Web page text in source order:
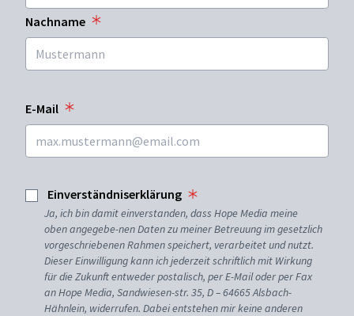
Nachname
E-Mail
Einverständniserklärung
Ja, ich bin damit einverstanden, dass Hope Media meine
oben angegebe-nen Daten zu meiner Betreuung im gesetzlich
vorgeschriebenen Rahmen speichert, verarbeitet und nutzt.
Dieser Einwilligung kann ich jederzeit schriftlich mit Wirkung
für die Zukunft entweder postalisch, per E-Mail oder per Fax
an Hope Media, Sandwiesen-str. 35, D – 64665 Alsbach-
Hähnlein, widerrufen. Dabei entstehen mir keine anderen